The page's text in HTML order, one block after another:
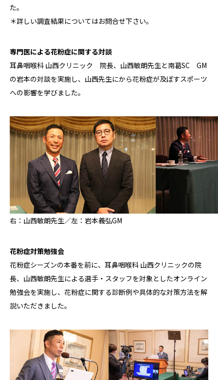
た。
＊詳しい調査結果についてはお問合せ下さい。
専門医による花粉症に関する対談
耳鼻咽喉科 山西クリニック 院長、山西敏朗先生と南葛SC GM
の岩本の対談を実施し、山西先生にから花粉症が及ぼすスポーツ
への影響を学びました。
右：山西敏朗先生／左：岩本義弘GM
花粉症対策勉強会
花粉症シーズンの本番を前に、耳鼻咽喉科 山西クリニックの院
長、山西敏朗先生による選手・スタッフを対象としたオンライン
勉強会を実施し、花粉症に関する診断例や具体的な対策方法を解
説いただきました。